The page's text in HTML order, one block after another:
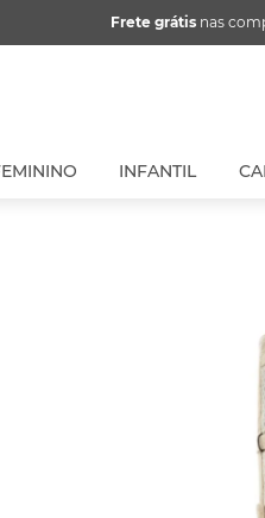
Frete grátisnas
INFANTIL